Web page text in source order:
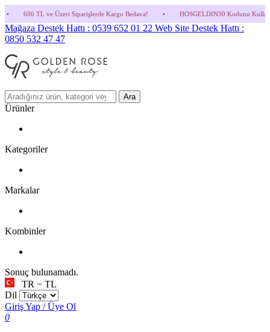
Üzeri Siparişlerde Kargo Bedava! • HOSGELDIN30 Kodunu Kullanmayı Unutma!
Mağaza Destek Hattı : 0539 652 01 22 Web Site Destek Hattı :
0850 532 47 47
Ara
Ürünler
Kategoriler
Markalar
Kombinler
Sonuç bulunamadı.
TR − TL
Dil
Giriş Yap / Üye Ol
0